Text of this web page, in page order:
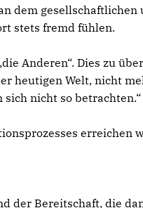
dem
stets fremd fühlen.
Anderen“. Dies zu
heutigen Welt, nicht
nicht so betrachten.“
erreichen
der Bereitschaft, die